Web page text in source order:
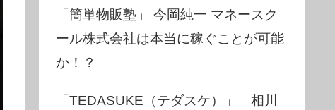
「簡単物販塾」 今岡純一 マネースク
ール株式会社は本当に稼ぐことが可能
か！？
「TEDASUKE（テダスケ）」 相川